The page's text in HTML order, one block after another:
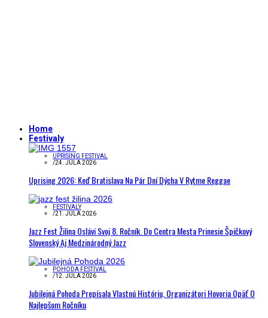
Home
Festivaly
UPRISING FESTIVAL
/24. JÚLA 2026
Uprising 2026: Keď Bratislava Na Pár Dní Dýcha V Rytme Reggae
FESTIVALY
/21. JÚLA 2026
Jazz Fest Žilina Oslávi Svoj 8. Ročník. Do Centra Mesta Prinesie Špičkový
Slovenský Aj Medzinárodný Jazz
POHODA FESTIVAL
/12. JÚLA 2026
Jubilejná Pohoda Prepísala Vlastnú Históriu, Organizátori Hovoria Opäť O
Najlepšom Ročníku